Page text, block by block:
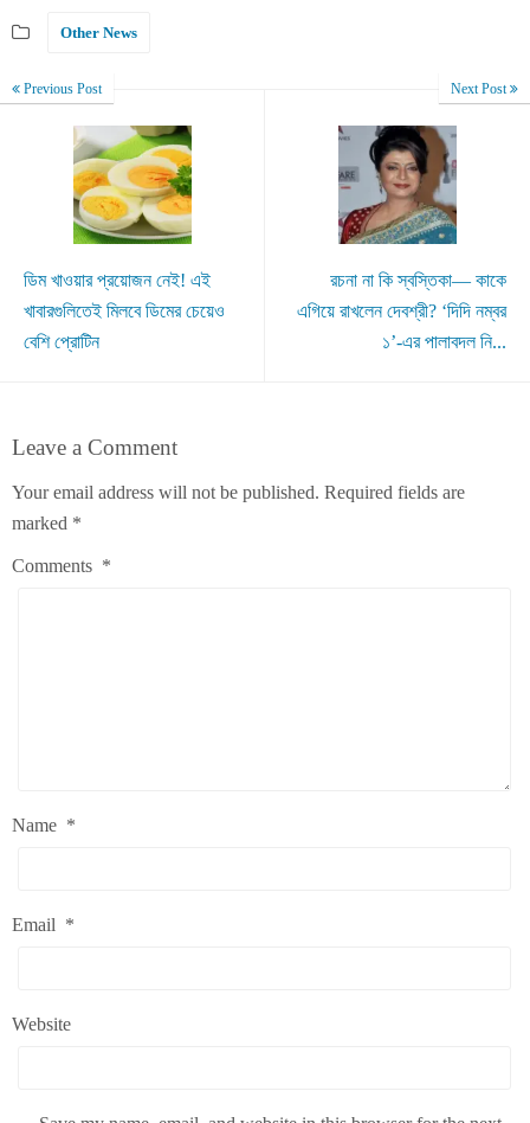
Other News
Previous Post
ডিম খাওয়ার প্রয়োজন নেই! এই
খাবারগুলিতেই মিলবে ডিমের চেয়েও
বেশি প্রোটিন
Next Post
রচনা না কি স্বস্তিকা— কাকে
এগিয়ে রাখলেন দেবশ্রী? ‘দিদি নম্বর
১’-এর পালাবদল নি...
Leave a Comment
Your email address will not be published. Required fields are
marked *
Comments *
Name *
Email *
Website